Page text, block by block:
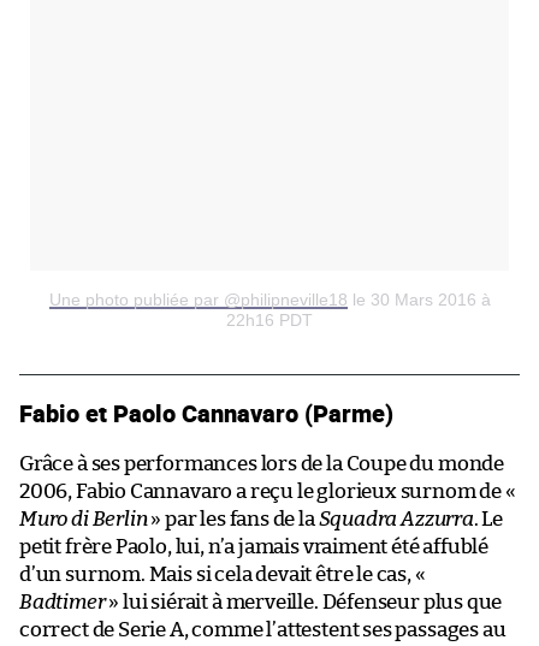
Une photo publiée par @philipneville18 le 30 Mars 2016 à
22h16 PDT
Fabio et Paolo Cannavaro (Parme)
Grâce à ses performances lors de la Coupe du monde
2006, Fabio Cannavaro a reçu le glorieux surnom de «
Muro di Berlin» par les fans de la Squadra Azzurra. Le
petit frère Paolo, lui, n’a jamais vraiment été affublé
d’un surnom. Mais si cela devait être le cas, «
Badtimer» lui siérait à merveille. Défenseur plus que
correct de Serie A, comme l’attestent ses passages au